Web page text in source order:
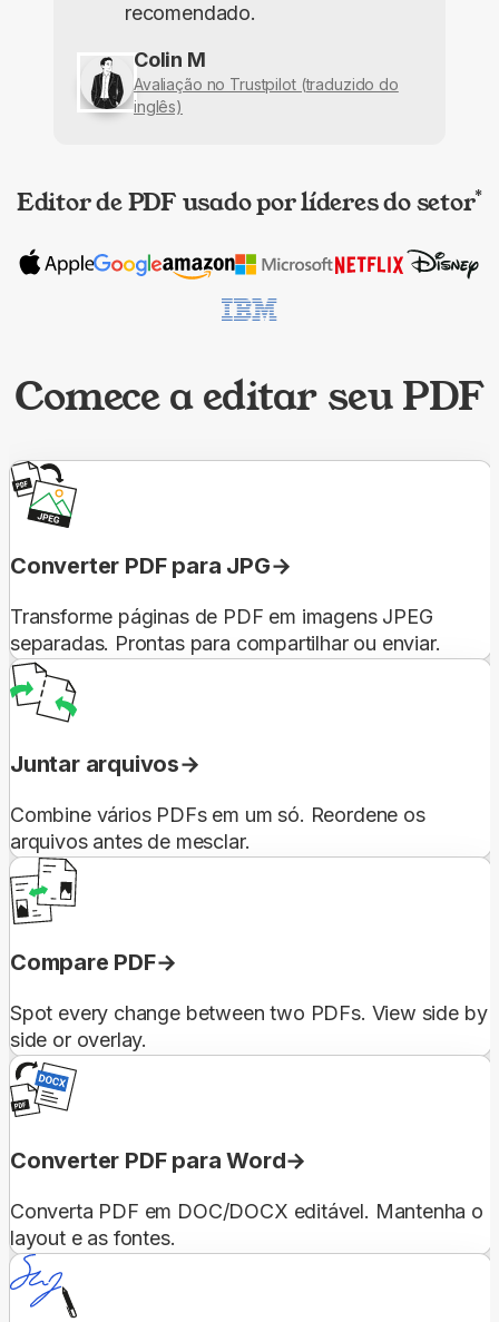
recomendado.
Colin M
Avaliação no Trustpilot (traduzido do
inglês)
Editor de PDF usado por líderes do setor*
Comece a editar seu PDF
Converter PDF para JPG
Transforme páginas de PDF em imagens JPEG
separadas. Prontas para compartilhar ou enviar.
Juntar arquivos
Combine vários PDFs em um só. Reordene os
arquivos antes de mesclar.
Compare PDF
Spot every change between two PDFs. View side by
side or overlay.
Converter PDF para Word
Converta PDF em DOC/DOCX editável. Mantenha o
layout e as fontes.